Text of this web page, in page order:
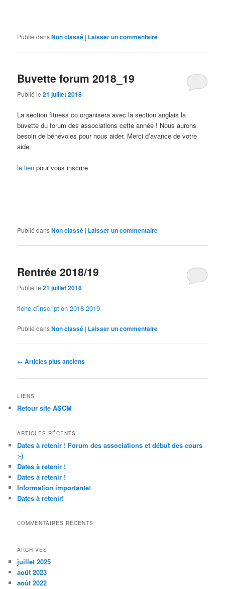
Publié dansNon classé | Laisser un commentaire
Buvette forum 2018_19
Publié le21 juillet 2018
La section fitness co organisera avec la section anglais la
buvette du forum des associations cette année ! Nous aurons
besoin de bénévoles pour nous aider, Merci d’avance de votre
aide.
le lien pour vous inscrire
Publié dansNon classé | Laisser un commentaire
Rentrée 2018/19
Publié le21 juillet 2018
fiche d’inscription 2018-2019
Publié dansNon classé | Laisser un commentaire
Navigation
articles
← Articles plus anciens
LIENS
Retour site ASCM
ARTICLES RÉCENTS
Dates à retenir ! Forum des associations et début des cours
:-)
Dates à retenir !
Dates à retenir !
Information importante!
Dates à retenir!
COMMENTAIRES RÉCENTS
ARCHIVES
juillet 2025
août 2023
août 2022